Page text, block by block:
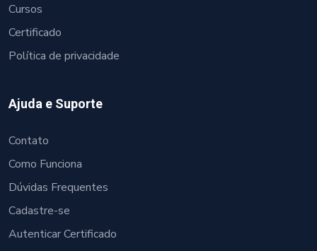
Cursos
Certificado
Política de privacidade
Ajuda e Suporte
Contato
Como Funciona
Dúvidas Frequentes
Cadastre-se
Autenticar Certificado